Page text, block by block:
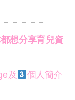
－－－－
想分享育兒資
及
個人簡介